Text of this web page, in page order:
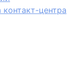
центра